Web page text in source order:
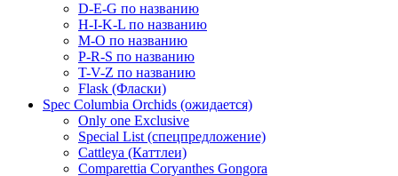
D-E-G по названию
H-I-K-L по названию
M-O по названию
P-R-S по названию
T-V-Z по названию
Flask (Фласки)
Spec Columbia Orchids (ожидается)
Only one Exclusive
Special List (спецпредложение)
Cattleya (Каттлеи)
Comparettia Coryanthes Gongora